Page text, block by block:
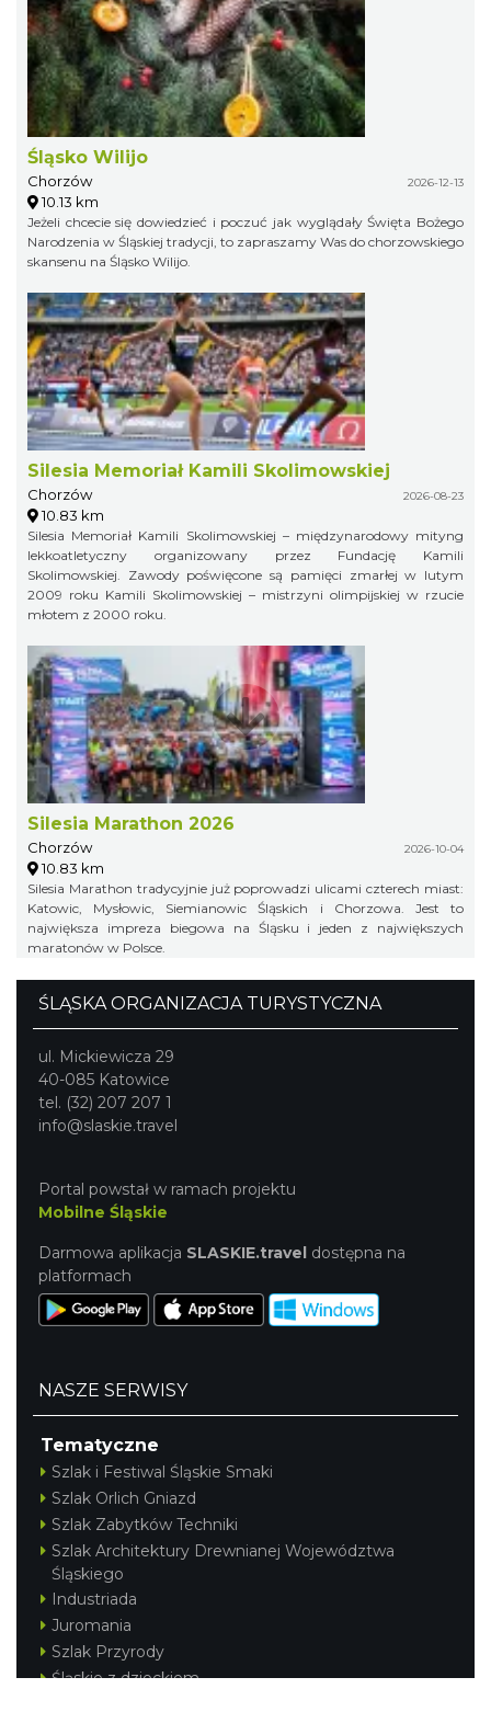
Śląsko Wilijo
Chorzów 2026-12-13
10.13 km
Jeżeli chcecie się dowiedzieć i poczuć jak wyglądały Święta Bożego
Narodzenia w Śląskiej tradycji, to zapraszamy Was do chorzowskiego
skansenu na Śląsko Wilijo.
Silesia Memoriał Kamili Skolimowskiej
Chorzów 2026-08-23
10.83 km
Silesia Memoriał Kamili Skolimowskiej – międzynarodowy mityng
lekkoatletyczny organizowany przez Fundację Kamili
Skolimowskiej. Zawody poświęcone są pamięci zmarłej w lutym
2009 roku Kamili Skolimowskiej – mistrzyni olimpijskiej w rzucie
młotem z 2000 roku.
Silesia Marathon 2026
Chorzów 2026-10-04
10.83 km
Silesia Marathon tradycyjnie już poprowadzi ulicami czterech miast:
Katowic, Mysłowic, Siemianowic Śląskich i Chorzowa. Jest to
największa impreza biegowa na Śląsku i jeden z największych
maratonów w Polsce.
ŚLĄSKA ORGANIZACJA TURYSTYCZNA
ul. Mickiewicza 29
40-085 Katowice
tel. (32) 207 207 1
info@slaskie.travel
Portal powstał w ramach projektu
Mobilne Śląskie
Darmowa aplikacja SLASKIE.travel dostępna na
platformach
NASZE SERWISY
Tematyczne
Szlak i Festiwal Śląskie Smaki
Szlak Orlich Gniazd
Szlak Zabytków Techniki
Szlak Architektury Drewnianej Województwa
Śląskiego
Industriada
Juromania
Szlak Przyrody
Śląskie z dzieckiem